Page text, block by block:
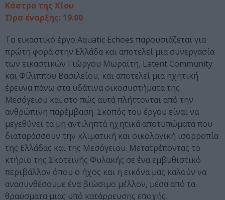
Κάστρο της Χίου
Ώρα έναρξης: 19.00
Το εικαστικό έργο Aquatic Echoes παρουσιάζεται για
πρώτη φορά στην Ελλάδα και αποτελεί μια συνεργασία
των εικαστικών Γιώργου Μωραΐτη, Latent Community
και Φίλιππου Βασιλείου, και αποτελεί μια ηχητική
έρευνα πάνω στα υδάτινα οικοσυστήματα της
Μεσόγειου και στο πώς αυτά πλήττονται από την
ανθρώπινη παρέμβαση. Σκοπός του έργου είναι να
μεγεθύνει τα μη αντιληπτά ηχητικά αποτυπώματα που
διαταράσσουν την κλιματική και οικολογική ισορροπία
της Ελλάδας και της Μεσόγειου. Μετατρέποντας το
κτήριο της Σκοτεινής Φυλακής σε ένα εμβυθιστικό
περιβάλλον όπου ο ήχος και η εικόνα μας καλούν να
ανασυνθέσουμε ένα βιώσιμο μέλλον, μέσα από τα
θραύσματα μιας υπό κατάρρευσης εποχής.